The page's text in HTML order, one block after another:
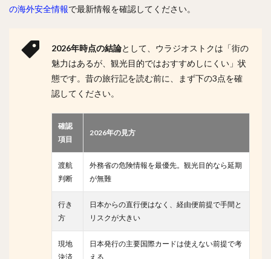
の海外安全情報で最新情報を確認してください。
2026年時点の結論として、ウラジオストクは「街の
魅力はあるが、観光目的ではおすすめしにくい」状
態です。昔の旅行記を読む前に、まず下の3点を確
認してください。
確認
項目
2026年の見方
渡航
判断
外務省の危険情報を最優先。観光目的なら延期
が無難
行き
方
日本からの直行便はなく、経由便前提で手間と
リスクが大きい
現地
決済
日本発行の主要国際カードは使えない前提で考
える